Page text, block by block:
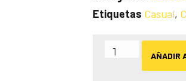
Etiquetas Casual,
AÑADIR